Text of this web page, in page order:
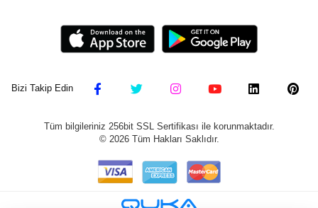
Bizi Takip Edin
Tüm bilgileriniz 256bit SSL Sertifikası ile korunmaktadır.
© 2026Tüm Hakları Saklıdır.